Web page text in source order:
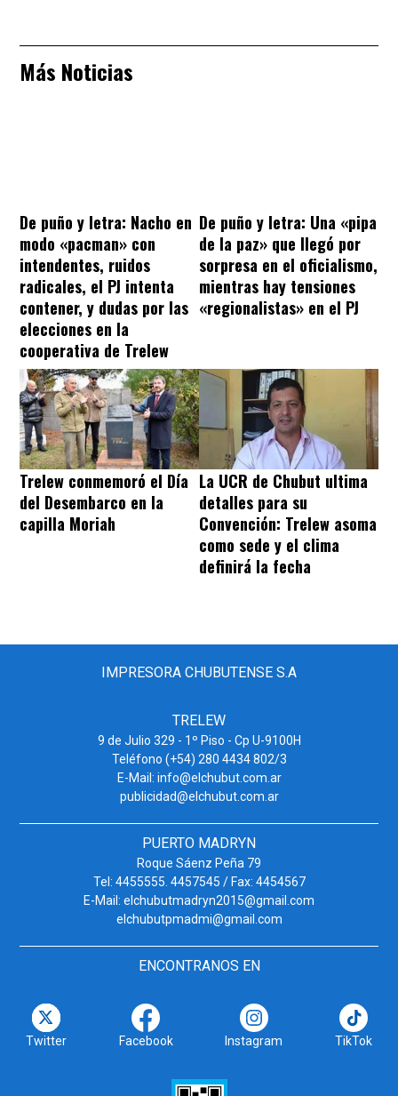
Más Noticias
De puño y letra: Nacho en
modo «pacman» con
intendentes, ruidos
radicales, el PJ intenta
contener, y dudas por las
elecciones en la
cooperativa de Trelew
De puño y letra: Una «pipa
de la paz» que llegó por
sorpresa en el oficialismo,
mientras hay tensiones
«regionalistas» en el PJ
Trelew conmemoró el Día
del Desembarco en la
capilla Moriah
La UCR de Chubut ultima
detalles para su
Convención: Trelew asoma
como sede y el clima
definirá la fecha
IMPRESORA CHUBUTENSE S.A
TRELEW
9 de Julio 329 - 1º Piso - Cp U-9100H
Teléfono (+54) 280 4434 802/3
E-Mail: info@elchubut.com.ar
publicidad@elchubut.com.ar
PUERTO MADRYN
Roque Sáenz Peña 79
Tel: 4455555. 4457545 / Fax: 4454567
E-Mail: elchubutmadryn2015@gmail.com
elchubutpmadmi@gmail.com
ENCONTRANOS EN
Twitter Facebook Instagram TikTok